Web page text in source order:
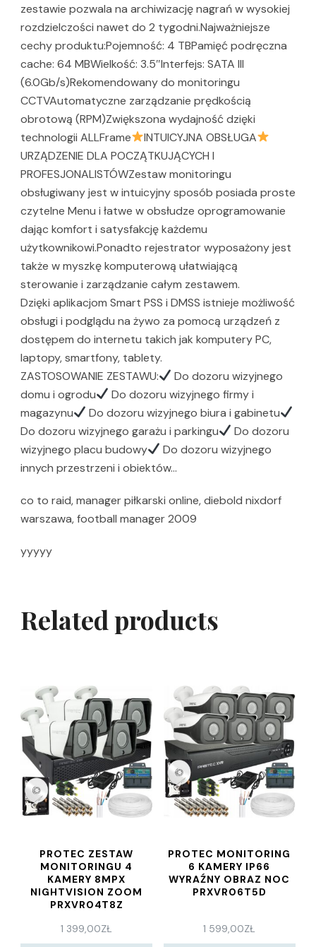
zestawie pozwala na archiwizację nagrań w wysokiej
rozdzielczości nawet do 2 tygodni.Najważniejsze
cechy produktu:Pojemność: 4 TBPamięć podręczna
cache: 64 MBWielkość: 3.5″Interfejs: SATA III
(6.0Gb/s)Rekomendowany do monitoringu
CCTVAutomatyczne zarządzanie prędkością
obrotową (RPM)Zwiększona wydajność dzięki
technologii ALLFrame
INTUICYJNA OBSŁUGA
URZĄDZENIE DLA POCZĄTKUJĄCYCH I
PROFESJONALISTÓWZestaw monitoringu
obsługiwany jest w intuicyjny sposób posiada proste
czytelne Menu i łatwe w obsłudze oprogramowanie
dając komfort i satysfakcję każdemu
użytkownikowi.Ponadto rejestrator wyposażony jest
także w myszkę komputerową ułatwiającą
sterowanie i zarządzanie całym zestawem.
Dzięki aplikacjom Smart PSS i DMSS istnieje możliwość
obsługi i podglądu na żywo za pomocą urządzeń z
dostępem do internetu takich jak komputery PC,
laptopy, smartfony, tablety.
ZASTOSOWANIE ZESTAWU:
Do dozoru wizyjnego
domu i ogrodu
Do dozoru wizyjnego firmy i
magazynu
Do dozoru wizyjnego biura i gabinetu
Do dozoru wizyjnego garażu i parkingu
Do dozoru
wizyjnego placu budowy
Do dozoru wizyjnego
innych przestrzeni i obiektów…
co to raid, manager piłkarski online, diebold nixdorf
warszawa, football manager 2009
yyyyy
Related products
PROTEC ZESTAW
MONITORINGU 4
KAMERY 8MPX
NIGHTVISION ZOOM
PRXVR04T8Z
1 399,00ZŁ
PROTEC MONITORING
6 KAMERY IP66
WYRAŹNY OBRAZ NOC
PRXVR06T5D
1 599,00ZŁ